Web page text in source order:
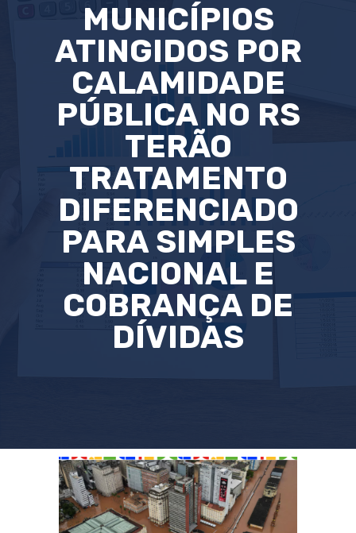
MUNICÍPIOS
ATINGIDOS POR
CALAMIDADE
PÚBLICA NO RS
TERÃO
TRATAMENTO
DIFERENCIADO
PARA SIMPLES
NACIONAL E
COBRANÇA DE
DÍVIDAS